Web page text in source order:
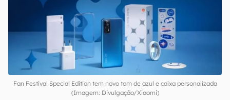
Fan Festival Special Edition tem novo tom de azul e caixa personalizada
(Imagem: Divulgação/Xiaomi)